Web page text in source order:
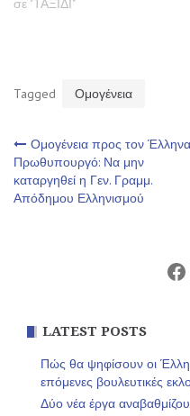
σε "ΤΑΞΙΔΙ"
Tagged Ομογένεια
Πλοήγηση
άρθρων
Ομογένεια προς τον Έλληνα
Πρωθυπουργό: Να μην
καταργηθεί η Γεν. Γραμμ.
Απόδημου Ελληνισμού
LATEST POSTS
Πώς θα ψηφίσουν οι
επόμενες βουλευτικές
Δύο νέα έργα